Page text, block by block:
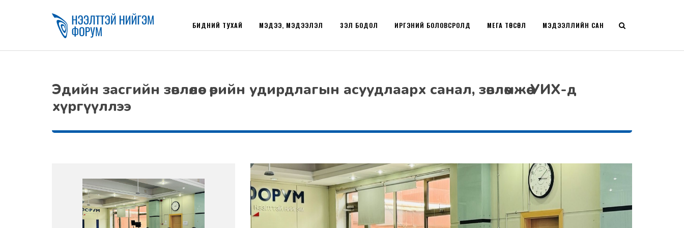
БИДНИЙ ТУХАЙ МЭДЭЭ, МЭДЭЭЛЭЛ ҮЗЭЛ БОДОЛ ИРГЭНИЙ БОЛОВСРОЛД МЭДЭЭЛЛИЙН САН
МЕГА ТӨСӨЛ
Эдийн засгийн зөвлөлөөс өрийн удирдлагын асуудлаарх санал, зөвлөмжөө УИХ-д
хүргүүллээ